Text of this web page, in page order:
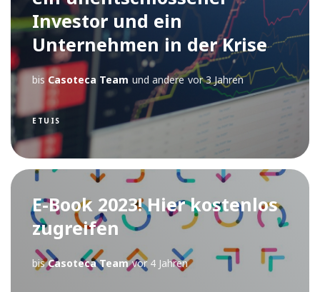
Investor und ein
Unternehmen in der Krise
bis Casoteca Team und andere vor 3 Jahren
ETUIS
E-Book 2023! Hier kostenlos
zugreifen
bisCasoteca Team vor 4 Jahren